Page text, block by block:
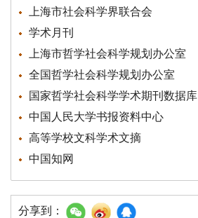
上海市社会科学界联合会
学术月刊
上海市哲学社会科学规划办公室
全国哲学社会科学规划办公室
国家哲学社会科学学术期刊数据库
中国人民大学书报资料中心
高等学校文科学术文摘
中国知网
分享到：